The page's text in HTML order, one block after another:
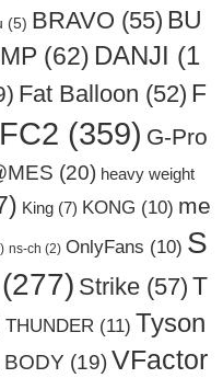
(5) BRAVO (55) BU
(62) DANJI (1
Fat Balloon (52) F
FC2 (359) G-Pro
(20) heavy weight
King(7) KONG (10) me
ns-ch (2) OnlyFans (10) S
(277) Strike(57) T
THUNDER(11) Tyson
BODY (19) VFactor